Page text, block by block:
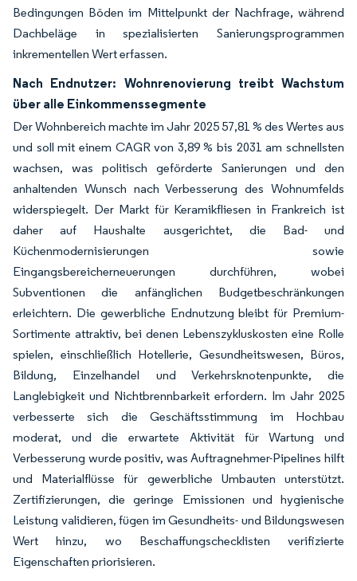
Bedingungen Böden im Mittelpunkt der Nachfrage, während
Dachbeläge in spezialisierten Sanierungsprogrammen
inkrementellen Wert erfassen.
Nach Endnutzer: Wohnrenovierung treibt Wachstum
über alle Einkommenssegmente
Der Wohnbereich machte im Jahr 2025 57,81 % des Wertes aus
und soll mit einem CAGR von 3,89 % bis 2031 am schnellsten
wachsen, was politisch geförderte Sanierungen und den
anhaltenden Wunsch nach Verbesserung des Wohnumfelds
widerspiegelt. Der Markt für Keramikfliesen in Frankreich ist
daher auf Haushalte ausgerichtet, die Bad- und
Küchenmodernisierungen sowie
Eingangsbereicherneuerungen durchführen, wobei
Subventionen die anfänglichen Budgetbeschränkungen
erleichtern. Die gewerbliche Endnutzung bleibt für Premium-
Sortimente attraktiv, bei denen Lebenszykluskosten eine Rolle
spielen, einschließlich Hotellerie, Gesundheitswesen, Büros,
Bildung, Einzelhandel und Verkehrsknotenpunkte, die
Langlebigkeit und Nichtbrennbarkeit erfordern. Im Jahr 2025
verbesserte sich die Geschäftsstimmung im Hochbau
moderat, und die erwartete Aktivität für Wartung und
Verbesserung wurde positiv, was Auftragnehmer-Pipelines hilft
und Materialflüsse für gewerbliche Umbauten unterstützt.
Zertifizierungen, die geringe Emissionen und hygienische
Leistung validieren, fügen im Gesundheits- und Bildungswesen
Wert hinzu, wo Beschaffungschecklisten verifizierte
Eigenschaften priorisieren.